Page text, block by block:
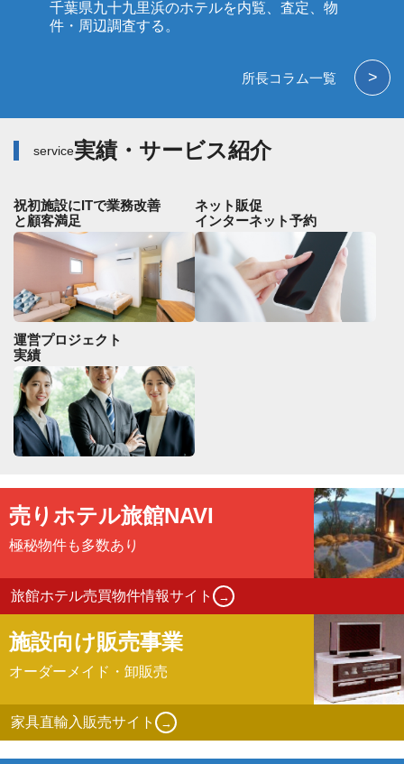
千葉県九十九里浜のホテルを内覧、査定、物
件・周辺調査する。
所長コラム一覧 >
service実績・サービス紹介
祝初施設にITで業務改善
と顧客満足
ネット販促
インターネット予約
運営プロジェクト
実績
売りホテル旅館NAVI
極秘物件も多数あり
旅館ホテル売買物件情報サイト →
施設向け販売事業
オーダーメイド・卸販売
家具直輸入販売サイト →